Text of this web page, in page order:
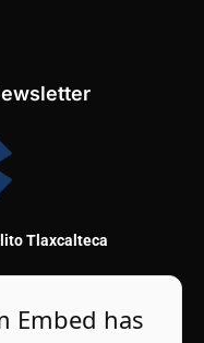
Tlaxcalteca
Embed has